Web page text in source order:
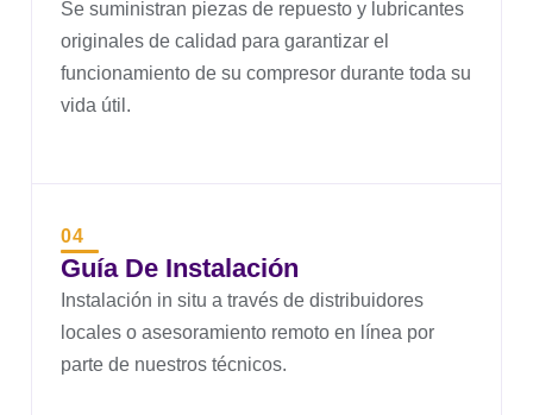
Se suministran piezas de repuesto y lubricantes
originales de calidad para garantizar el
funcionamiento de su compresor durante toda su
vida útil.
04
Guía De Instalación
Instalación in situ a través de distribuidores
locales o asesoramiento remoto en línea por
parte de nuestros técnicos.